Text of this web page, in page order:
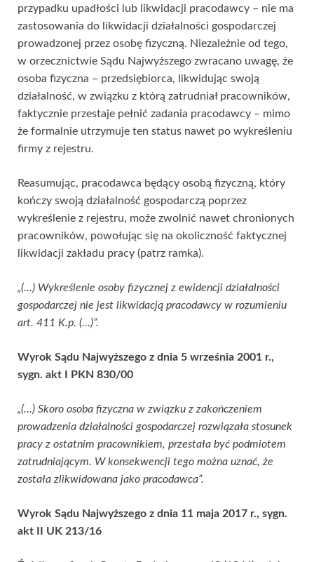
przypadku upadłości lub likwidacji pracodawcy – nie ma
zastosowania do likwidacji działalności gospodarczej
prowadzonej przez osobę fizyczną. Niezależnie od tego,
w orzecznictwie Sądu Najwyższego zwracano uwagę, że
osoba fizyczna – przedsiębiorca, likwidując swoją
działalność, w związku z którą zatrudniał pracowników,
faktycznie przestaje pełnić zadania pracodawcy – mimo
że formalnie utrzymuje ten status nawet po wykreśleniu
firmy z rejestru.
Reasumując, pracodawca będący osobą fizyczną, który
kończy swoją działalność gospodarczą poprzez
wykreślenie z rejestru, może zwolnić nawet chronionych
pracowników, powołując się na okoliczność faktycznej
likwidacji zakładu pracy (patrz ramka).
„(…) Wykreślenie osoby fizycznej z ewidencji działalności
gospodarczej nie jest likwidacją pracodawcy w rozumieniu
art. 411 K.p. (…)”.
Wyrok Sądu Najwyższego z dnia 5 września 2001 r.,
sygn. akt I PKN 830/00
„(…) Skoro osoba fizyczna w związku z zakończeniem
prowadzenia działalności gospodarczej rozwiązała stosunek
pracy z ostatnim pracownikiem, przestała być podmiotem
zatrudniającym. W konsekwencji tego można uznać, że
została zlikwidowana jako pracodawca”.
Wyrok Sądu Najwyższego z dnia 11 maja 2017 r., sygn.
akt II UK 213/16